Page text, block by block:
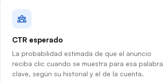
CTR esperado
La probabilidad estimada de que el anuncio
reciba clic cuando se muestra para esa palabra
clave, según su historial y el de la cuenta.